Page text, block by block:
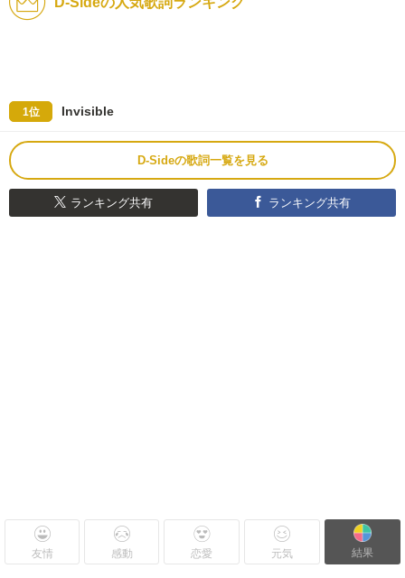
1位 Invisible
D-Sideの歌詞一覧を見る
ランキング共有 ランキング共有
友情 感動 恋愛 元気 結果